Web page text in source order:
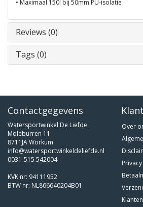
• Maximaal 150l bij 50mm PU-isolatie
Reviews (0)
Tags (0)
Contactgegevens
Watersportwinkel De Liefde
Moleburren 11
8711JA Workum
info@watersportwinkeldeliefde.nl
0031-515 542004
KVK nr: 94111952
BTW nr: NL866640204B01
Over